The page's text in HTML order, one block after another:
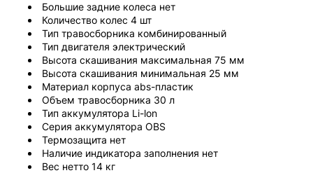
Большие задние колеса нет
Количество колес 4 шт
Тип травосборника комбинированный
Тип двигателя электрический
Высота скашивания максимальная 75 мм
Высота скашивания минимальная 25 мм
Материал корпуса abs-пластик
Объем травосборника 30 л
Тип аккумулятора Li-lon
Серия аккумулятора OBS
Термозащита нет
Наличие индикатора заполнения нет
Вес нетто 14 кг